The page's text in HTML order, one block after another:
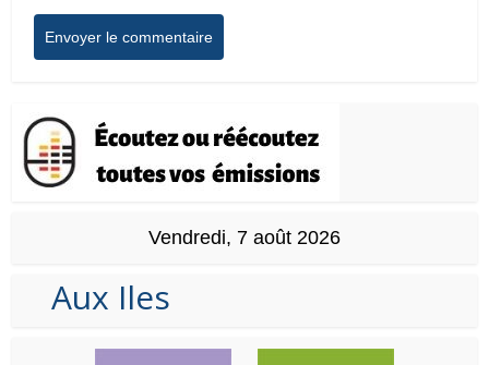
Vendredi, 7 août 2026
Aux Iles